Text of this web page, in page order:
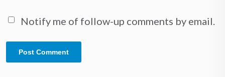
Notify me of follow-up comments by email.